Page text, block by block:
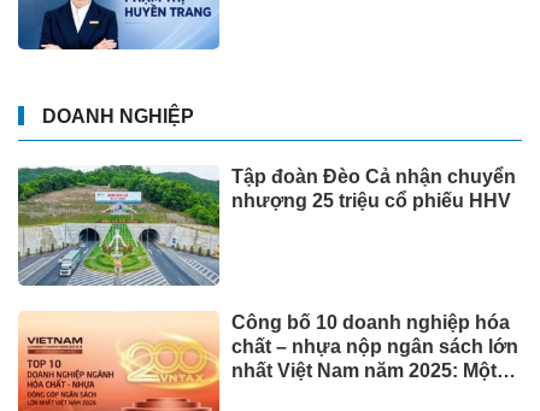
DOANH NGHIỆP
Tập đoàn Đèo Cả nhận chuyển
nhượng 25 triệu cổ phiếu HHV
Công bố 10 doanh nghiệp hóa
chất – nhựa nộp ngân sách lớn
nhất Việt Nam năm 2025: Một